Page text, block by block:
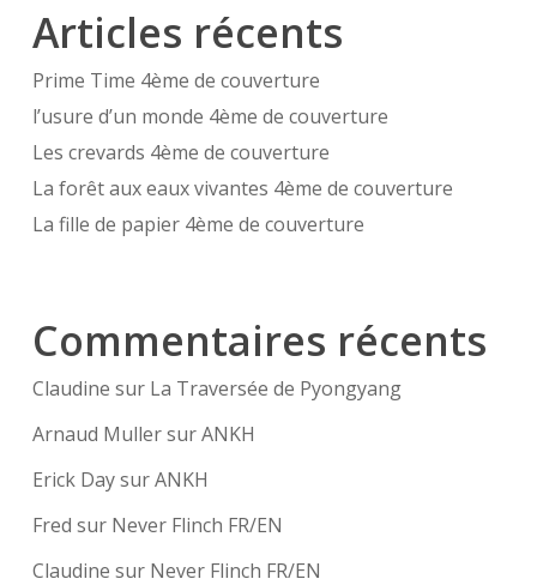
Articles récents
Prime Time 4ème de couverture
l’usure d’un monde 4ème de couverture
Les crevards 4ème de couverture
La forêt aux eaux vivantes 4ème de couverture
La fille de papier 4ème de couverture
Commentaires récents
Claudine sur La Traversée de Pyongyang
Arnaud MullersurANKH
Erick DaysurANKH
Fred sur Never Flinch FR/EN
Claudine sur Never Flinch FR/EN